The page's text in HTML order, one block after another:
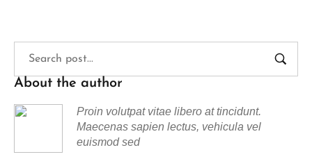
About the author
Proin volutpat vitae libero at tincidunt.
Maecenas sapien lectus, vehicula vel
euismod sed